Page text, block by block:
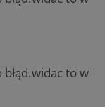
to w